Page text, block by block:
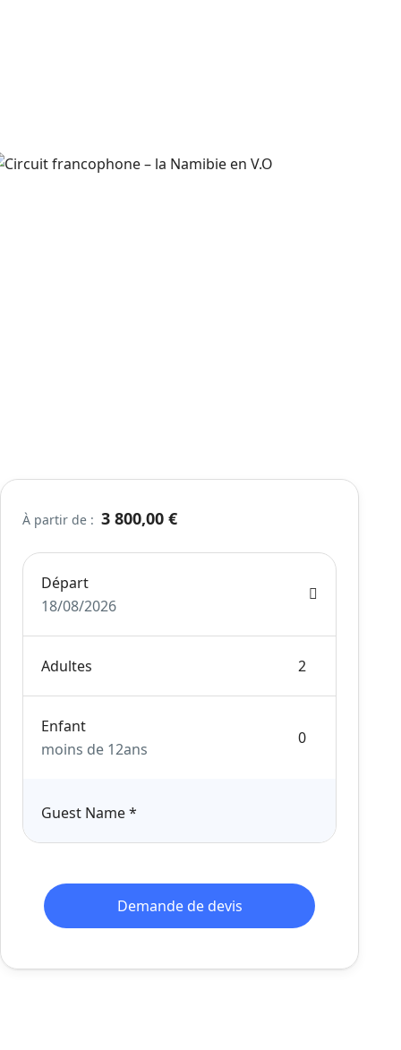
À partir de : 3 800,00 €
Départ
18/08/2026
Adultes
Enfant
moins de 12ans
Guest Name*
Demande de devis